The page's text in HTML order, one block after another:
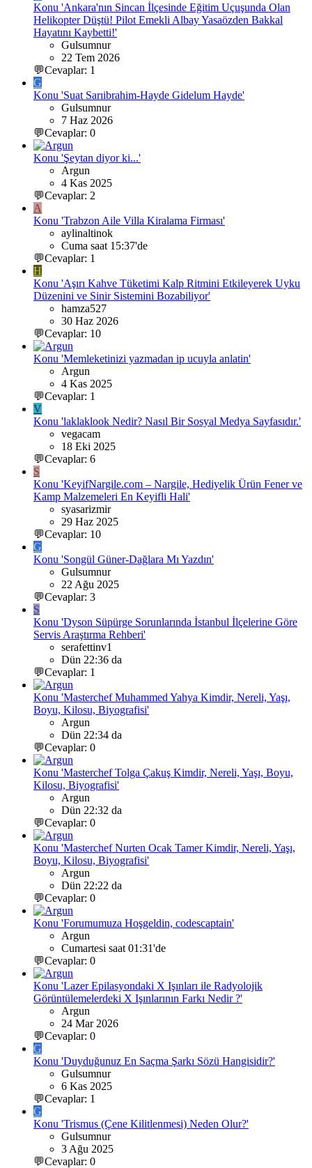
Konu 'Ankara'nın Sincan İlçesinde Eğitim Uçuşunda Olan
Helikopter Düştü! Pilot Emekli Albay Yasaözden Bakkal
Hayatını Kaybetti!'
Gulsumnur
22 Tem 2026
💬Cevaplar: 1
G
Konu 'Suat Sarıibrahim-Hayde Gidelum Hayde'
Gulsumnur
7 Haz 2026
💬Cevaplar: 0
Konu 'Şeytan diyor ki...'
Argun
4 Kas 2025
💬Cevaplar: 2
A
Konu 'Trabzon Aile Villa Kiralama Firması'
aylinaltinok
Cuma saat 15:37'de
💬Cevaplar: 1
H
Konu 'Aşırı Kahve Tüketimi Kalp Ritmini Etkileyerek Uyku
Düzenini ve Sinir Sistemini Bozabiliyor'
hamza527
30 Haz 2026
💬Cevaplar: 10
Konu 'Memleketinizi yazmadan ip ucuyla anlatin'
Argun
4 Kas 2025
💬Cevaplar: 1
V
Konu 'laklaklook Nedir? Nasıl Bir Sosyal Medya Sayfasıdır.'
vegacam
18 Eki 2025
💬Cevaplar: 6
S
Konu 'KeyifNargile.com – Nargile, Hediyelik Ürün Fener ve
Kamp Malzemeleri En Keyifli Hali'
syasarizmir
29 Haz 2025
💬Cevaplar: 10
G
Konu 'Songül Güner-Dağlara Mı Yazdın'
Gulsumnur
22 Ağu 2025
💬Cevaplar: 3
S
Konu 'Dyson Süpürge Sorunlarında İstanbul İlçelerine Göre
Servis Araştırma Rehberi'
serafettinv1
Dün 22:36 da
💬Cevaplar: 1
Konu 'Masterchef Muhammed Yahya Kimdir, Nereli, Yaşı,
Boyu, Kilosu, Biyografisi'
Argun
Dün 22:34 da
💬Cevaplar: 0
Konu 'Masterchef Tolga Çakuş Kimdir, Nereli, Yaşı, Boyu,
Kilosu, Biyografisi'
Argun
Dün 22:32 da
💬Cevaplar: 0
Konu 'Masterchef Nurten Ocak Tamer Kimdir, Nereli, Yaşı,
Boyu, Kilosu, Biyografisi'
Argun
Dün 22:22 da
💬Cevaplar: 0
Konu 'Forumumuza Hoşgeldin, codescaptain'
Argun
Cumartesi saat 01:31'de
💬Cevaplar: 0
Konu 'Lazer Epilasyondaki X Işınları ile Radyolojik
Görüntülemelerdeki X Işınlarının Farkı Nedir ?'
Argun
24 Mar 2026
💬Cevaplar: 0
G
Konu 'Duyduğunuz En Saçma Şarkı Sözü Hangisidir?'
Gulsumnur
6 Kas 2025
💬Cevaplar: 1
G
Konu 'Trismus (Çene Kilitlenmesi) Neden Olur?'
Gulsumnur
3 Ağu 2025
💬Cevaplar: 0